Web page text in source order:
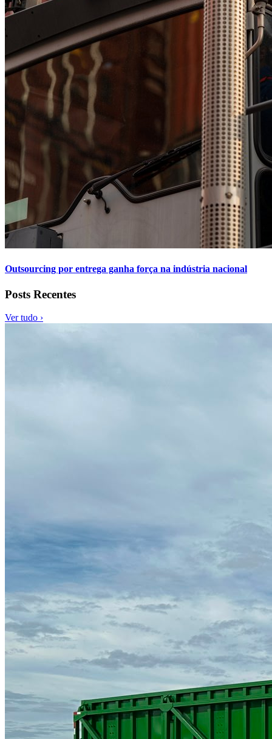
Outsourcing por entrega ganha força na indústria nacional
Posts Recentes
Ver tudo ›